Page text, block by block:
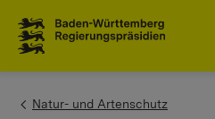
You are here:
Natur- und Artenschutz